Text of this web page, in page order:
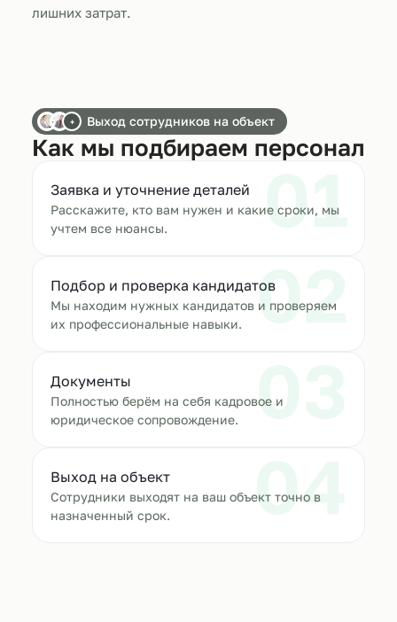
лишних затрат.
+ Выход сотрудников на объект
Как мы подбираем персонал
01
Заявка и уточнение деталей
Расскажите, кто вам нужен и какие сроки, мы
учтем все нюансы.
02
Подбор и проверка кандидатов
Мы находим нужных кандидатов и проверяем
их профессиональные навыки.
03
Документы
Полностью берём на себя кадровое и
юридическое сопровождение.
04
Выход на объект
Сотрудники выходят на ваш объект точно в
назначенный срок.